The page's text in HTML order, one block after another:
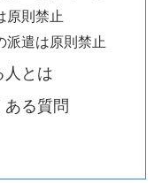
原則禁止
派遣は原則禁止
人とは
る質問